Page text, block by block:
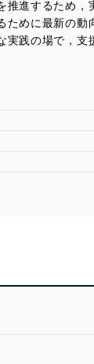
推進するため
めに最新の
践の場で，支